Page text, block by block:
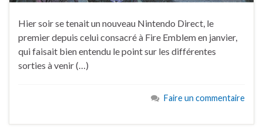
Hier soir se tenait un nouveau Nintendo Direct, le
premier depuis celui consacré à Fire Emblem en janvier,
qui faisait bien entendu le point sur les différentes
sorties à venir (…)
Faire un commentaire